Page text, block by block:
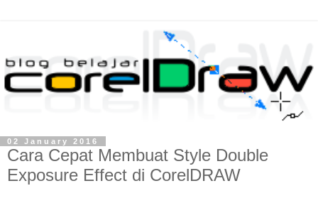
02 January 2016
Cara Cepat Membuat Style Double
Exposure Effect di CorelDRAW